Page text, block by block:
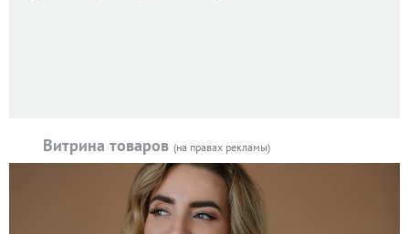
Витрина товаров (на правах рекламы)